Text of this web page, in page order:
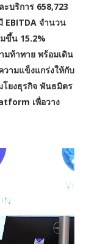
ะบริการ 658,723
จำนวน
ขึ้น 15.2%
มท้าทาย พร้อมเดิน
ามแข็งแกร่งให้กับ
โยงธุรกิจ พันธมิตร
เพื่อวาง